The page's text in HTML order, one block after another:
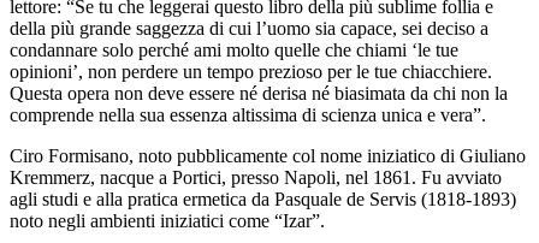
lettore: “Se tu che leggerai questo libro della più sublime follia e
della più grande saggezza di cui l’uomo sia capace, sei deciso a
condannare solo perché ami molto quelle che chiami ‘le tue
opinioni’, non perdere un tempo prezioso per le tue chiacchiere.
Questa opera non deve essere né derisa né biasimata da chi non la
comprende nella sua essenza altissima di scienza unica e vera”.
Ciro Formisano, noto pubblicamente col nome iniziatico di Giuliano
Kremmerz, nacque a Portici, presso Napoli, nel 1861. Fu avviato
agli studi e alla pratica ermetica da Pasquale de Servis (1818-1893)
noto negli ambienti iniziatici come “Izar”.